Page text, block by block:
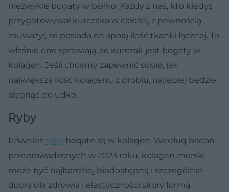
niezwykle bogaty w białko. Każdy z nas, kto kiedyś
przygotowywał kurczaka w całości, z pewnością
zauważył, że posiada on sporą ilość tkanki łącznej. To
właśnie one sprawiają, że kurczak jest bogaty w
kolagen. Jeśli chcemy zapewnić sobie, jak
największą ilość kolagenu z drobiu, najlepiej będzie
sięgnąć po udko.
Ryby
Również ryby bogate są w kolagen. Według badań
przeorowadzonych w 2023 roku, kolagen morski
może być najbardziej biodostępną i szczególnie
dobrą dla zdrowia i elastyczności skóry formą.